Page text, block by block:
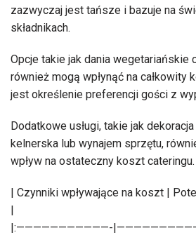
zazwyczaj jest tańsze i bazuje na
składnikach.
Opcje takie jak dania wegetariańskie
również mogą wpłynąć na całkowity
jest określenie preferencji gości z
Dodatkowe usługi, takie jak dekoracja
kelnerska lub wynajem sprzętu,
wpływ na ostateczny koszt cateringu.
| Czynniki wpływające na koszt |
|
|:———————————-